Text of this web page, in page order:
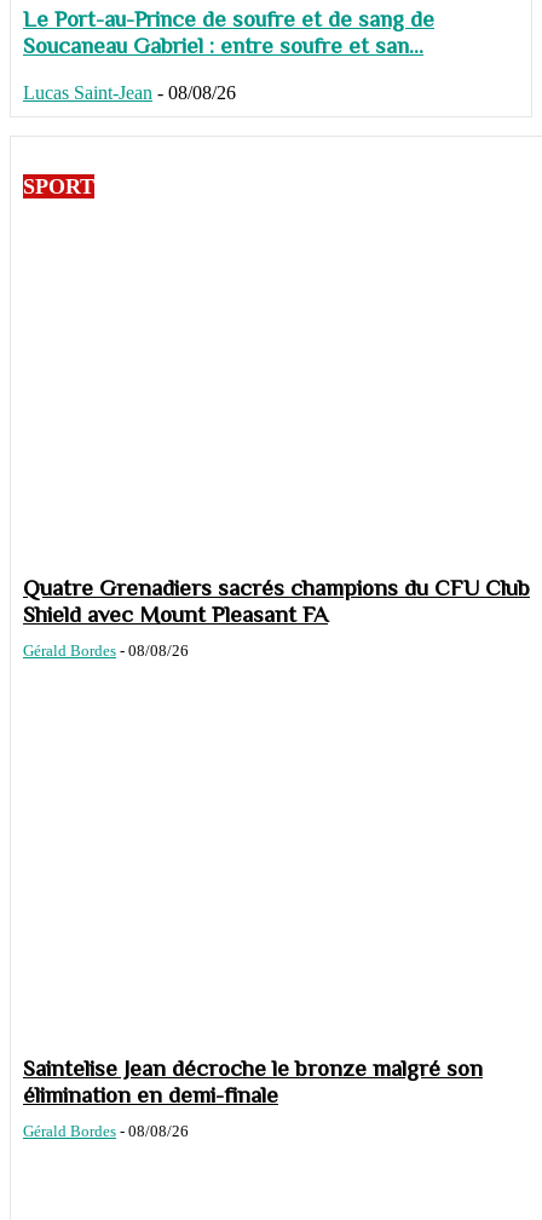
Le Port-au-Prince de soufre et de sang de
Soucaneau Gabriel : entre soufre et san...
Lucas Saint-Jean - 08/08/26
SPORT
Quatre Grenadiers sacrés champions du CFU Club
Shield avec Mount Pleasant FA
Gérald Bordes - 08/08/26
Saintelise Jean décroche le bronze malgré son
élimination en demi-finale
Gérald Bordes - 08/08/26